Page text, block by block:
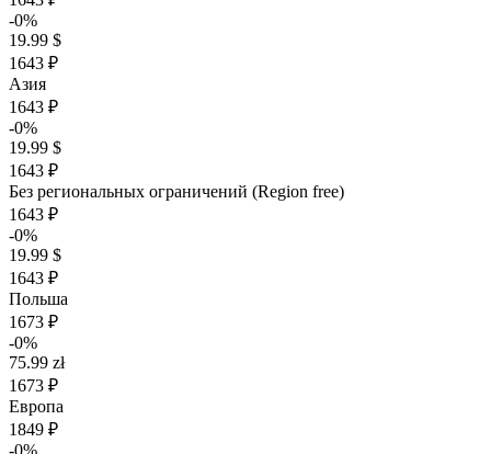
-0%
19.99 $
1643 ₽
Азия
1643 ₽
-0%
19.99 $
1643 ₽
Без региональных ограничений (Region free)
1643 ₽
-0%
19.99 $
1643 ₽
Польша
1673 ₽
-0%
75.99 zł
1673 ₽
Европа
1849 ₽
-0%